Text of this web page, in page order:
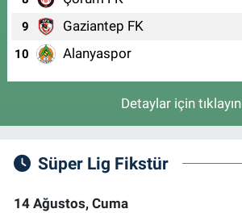
9 Gaziantep FK
10 Alanyaspor
Detaylar için tıklayın
Süper Lig Fikstür
14 Ağustos, Cuma